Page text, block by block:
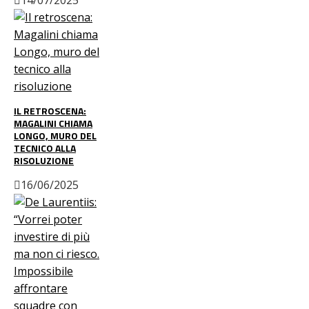
IL RETROSCENA:
MAGALINI CHIAMA
LONGO, MURO DEL
TECNICO ALLA
RISOLUZIONE
16/06/2025